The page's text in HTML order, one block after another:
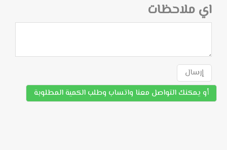
اي ملاحظات
إرسال
أو يمكنك التواصل معنا واتساب وطلب الكمية المطلوبة